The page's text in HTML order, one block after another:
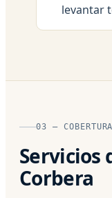
levantar
03 —
Servicios
Corbera